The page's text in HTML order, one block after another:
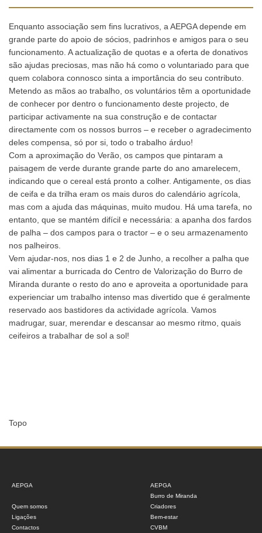
Enquanto associação sem fins lucrativos, a AEPGA depende em
grande parte do apoio de sócios, padrinhos e amigos para o seu
funcionamento. A actualização de quotas e a oferta de donativos
são ajudas preciosas, mas não há como o voluntariado para que
quem colabora connosco sinta a importância do seu contributo.
Metendo as mãos ao trabalho, os voluntários têm a oportunidade
de conhecer por dentro o funcionamento deste projecto, de
participar activamente na sua construção e de contactar
directamente com os nossos burros – e receber o agradecimento
deles compensa, só por si, todo o trabalho árduo!
Com a aproximação do Verão, os campos que pintaram a
paisagem de verde durante grande parte do ano amarelecem,
indicando que o cereal está pronto a colher. Antigamente, os dias
de ceifa e da trilha eram os mais duros do calendário agrícola,
mas com a ajuda das máquinas, muito mudou. Há uma tarefa, no
entanto, que se mantém difícil e necessária: a apanha dos fardos
de palha – dos campos para o tractor – e o seu armazenamento
nos palheiros.
Vem ajudar-nos, nos dias 1 e 2 de Junho, a recolher a palha que
vai alimentar a burricada do Centro de Valorização do Burro de
Miranda durante o resto do ano e aproveita a oportunidade para
experienciar um trabalho intenso mas divertido que é geralmente
reservado aos bastidores da actividade agrícola. Vamos
madrugar, suar, merendar e descansar ao mesmo ritmo, quais
ceifeiros a trabalhar de sol a sol!
Topo
AEPGA
Quem somos
Ligações
Contactos
AEPGA
Burro de Miranda
Criadores
Bem-estar
CVBM